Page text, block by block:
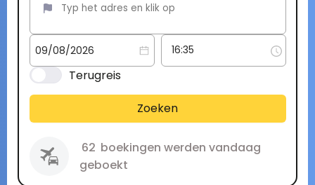
Terugreis
Zoeken
62 boekingen werden vandaag
geboekt